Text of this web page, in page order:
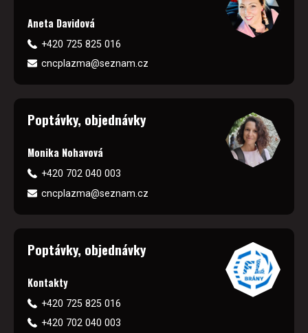
Aneta Davidová
+420 725 825 016
cncplazma@seznam.cz
Poptávky, objednávky
Monika Nohavová
+420 702 040 003
cncplazma@seznam.cz
Poptávky, objednávky
Kontakty
+420 725 825 016
+420 702 040 003